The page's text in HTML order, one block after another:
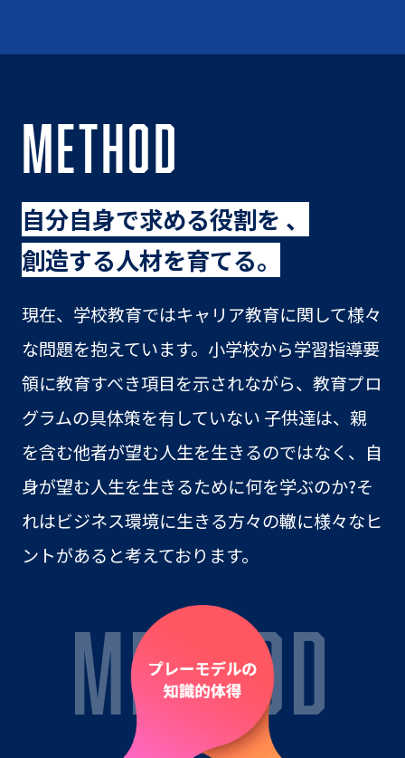
METHOD
自分自身で求める役割を 、
創造する人材を育てる。
現在、学校教育ではキャリア教育に関して様々
な問題を抱えています。小学校から学習指導要
領に教育すべき項目を示されながら、教育プロ
グラムの具体策を有していない 子供達は、親
を含む他者が望む人生を生きるのではなく、自
身が望む人生を生きるために何を学ぶのか?そ
れはビジネス環境に生きる方々の轍に様々なヒ
ントがあると考えております。
METHOD